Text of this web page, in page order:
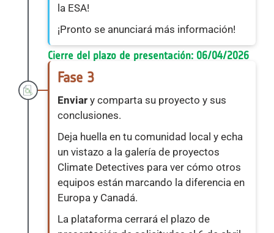
la ESA!
¡Pronto se anunciará más información!
Cierre del plazo de presentación: 06/04/2026
Fase 3
Enviary comparta su proyecto y sus
conclusiones.
Deja huella en tu comunidad local y echa
un vistazo a la galería de proyectos
Climate Detectives para ver cómo otros
equipos están marcando la diferencia en
Europa y Canadá.
La plataforma cerrará el plazo de